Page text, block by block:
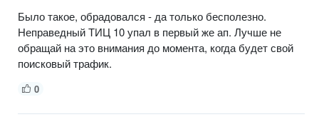
Было такое, обрадовался - да только бесполезно.
Неправедный ТИЦ 10 упал в первый же ап. Лучше не
обращай на это внимания до момента, когда будет свой
поисковый трафик.
0